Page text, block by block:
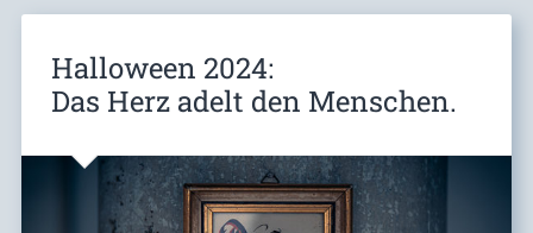
Halloween 2024:
Das Herz adelt den Menschen.